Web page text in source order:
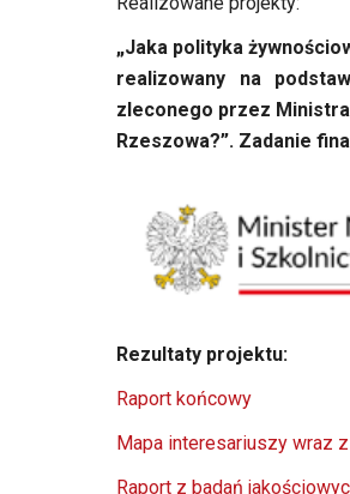
„Jaka polityka
realizowany na
zleconego przez
Rzeszowa?”. Zadanie
Rezultaty projektu:
Raport końcowy
Mapa interesariuszy wraz
Raport z badań